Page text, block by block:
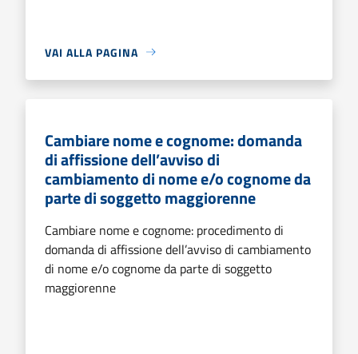
VAI ALLA PAGINA
Cambiare nome e cognome: domanda
di affissione dell’avviso di
cambiamento di nome e/o cognome da
parte di soggetto maggiorenne
Cambiare nome e cognome: procedimento di
domanda di affissione dell’avviso di cambiamento
di nome e/o cognome da parte di soggetto
maggiorenne